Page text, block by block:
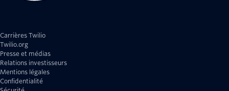
Carrières Twilio
Twilio.org
Presse et médias
Relations investisseurs
Mentions légales
Confidentialité